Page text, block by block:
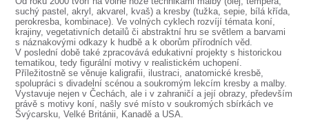
SOUBOR
DÁLE NABÍZÍME
suchý pastel, akryl, akvarel, kvaš) a kresby (tužka, sepie, bílá křída,
perokresba, kombinace). Ve volných cyklech rozvíjí témata koní,
krajiny, vegetativních detailů či abstraktní hru se světlem a barvami
s náznakovými odkazy k hudbě a k oborům přírodních věd.
V poslední době také zpracovává edukativní projekty s historickou
tematikou, tedy figurální motivy v realistickém uchopení.
Příležitostně se věnuje kaligrafii, ilustraci, anatomické kresbě,
spolupráci s divadelní scénou a soukromým lekcím kresby a malby.
Vystavuje nejen v Čechách, ale i v zahraničí a její obrazy, především
právě s motivy koní, našly své místo v soukromých sbírkách ve
Švýcarsku, Velké Británii, Kanadě a USA.